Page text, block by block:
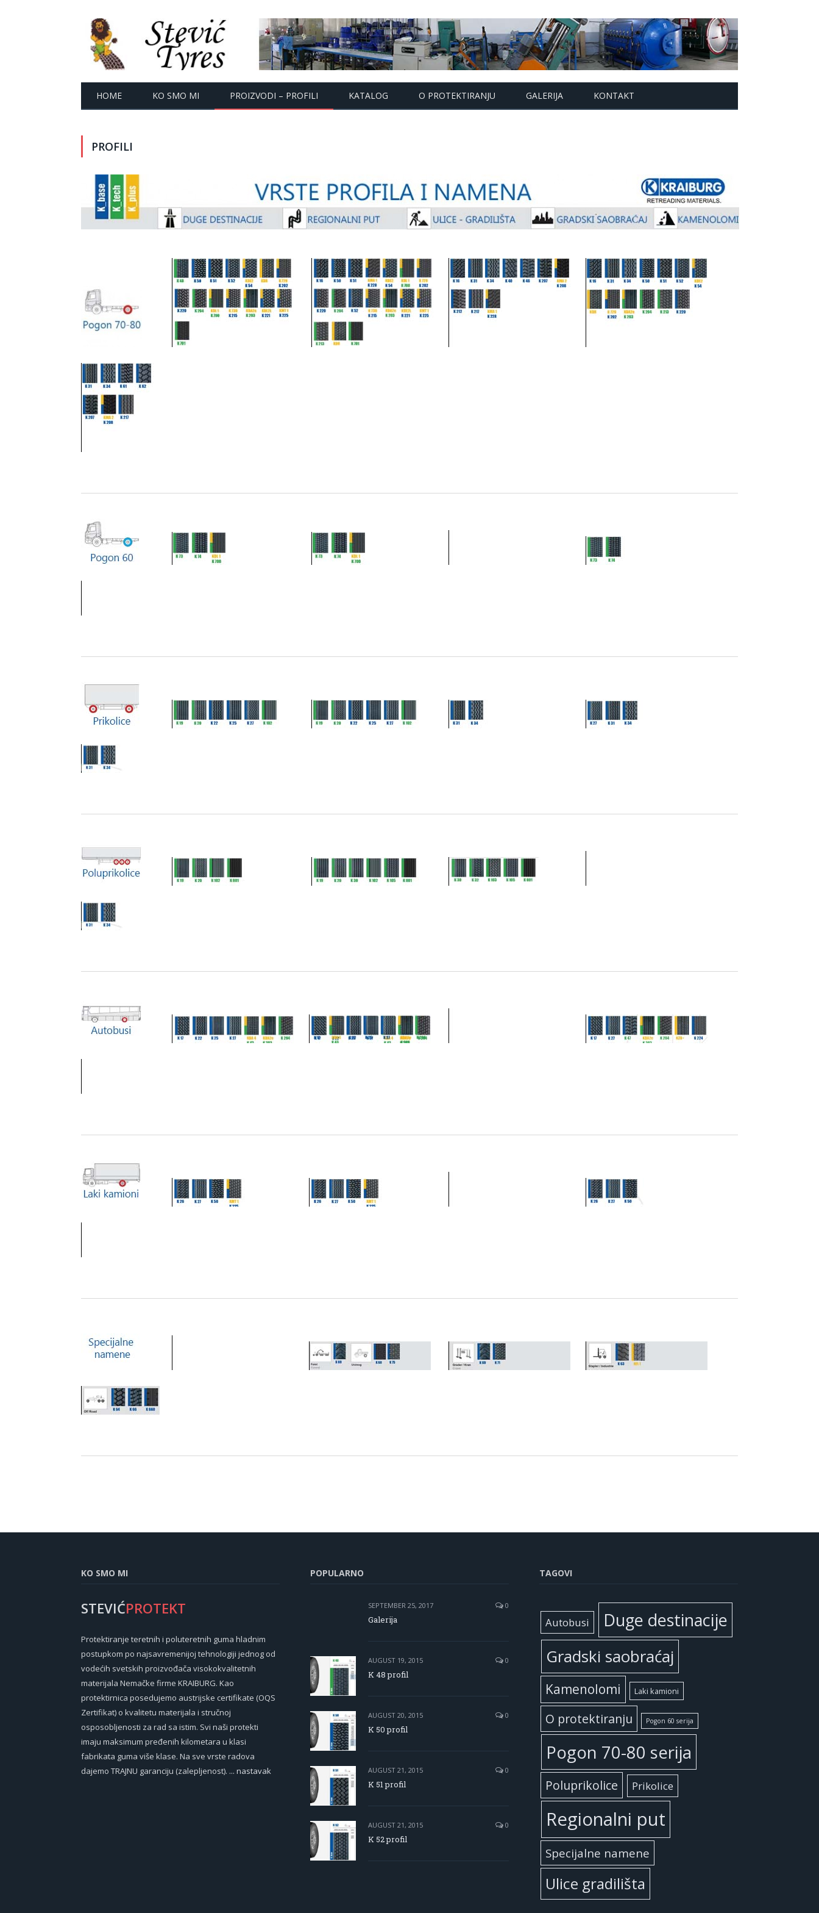
HOME KO SMO MI PROIZVODI – PROFILI KATALOG O PROTEKTIRANJU GALERIJA KONTAKT
PROFILI
KO SMO MI
STEVIĆPROTEKT
Protektiranje teretnih i poluteretnih guma hladnim
postupkom po najsavremenijoj tehnologiji jednog od
vodećih svetskih proizvođača visokokvalitetnih
materijala Nemačke firme KRAIBURG. Kao
protektirnica posedujemo austrijske certifikate (OQS
Zertifikat) o kvalitetu materijala i stručnoj
osposobljenosti za rad sa istim. Svi naši protekti
imaju maksimum pređenih kilometara u klasi
fabrikata guma više klase. Na sve vrste radova
dajemo TRAJNU garanciju (zalepljenost). ... nastavak
POPULARNO
SEPTEMBER 25, 2017 0
Galerija
AUGUST 19, 2015 0
K 48 profil
AUGUST 20, 2015 0
K 50 profil
AUGUST 21, 2015 0
K 51 profil
AUGUST 21, 2015 0
K 52 profil
TAGOVI
Autobusi Duge destinacije
Gradski saobraćaj
Kamenolomi Laki kamioni
O protektiranju Pogon 60 serija
Pogon 70-80 serija
Poluprikolice Prikolice
Regionalni put
Specijalne namene
Ulice gradilišta